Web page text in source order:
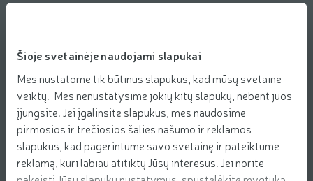
Šioje svetainėje naudojami slapukai
Mes nustatome tik būtinus slapukus, kad mūsų svetainė
veiktų. Mes nenustatysime jokių kitų slapukų, nebent juos
įjungsite. Jei įgalinsite slapukus, mes naudosime
pirmosios ir trečiosios šalies našumo ir reklamos
slapukus, kad pagerintume savo svetainę ir pateiktume
reklamą, kuri labiau atitiktų Jūsų interesus. Jei norite